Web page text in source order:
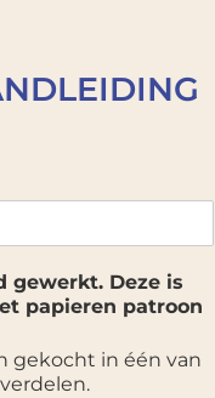
gewerkt. Deze is
papieren patroon
gekocht in één van